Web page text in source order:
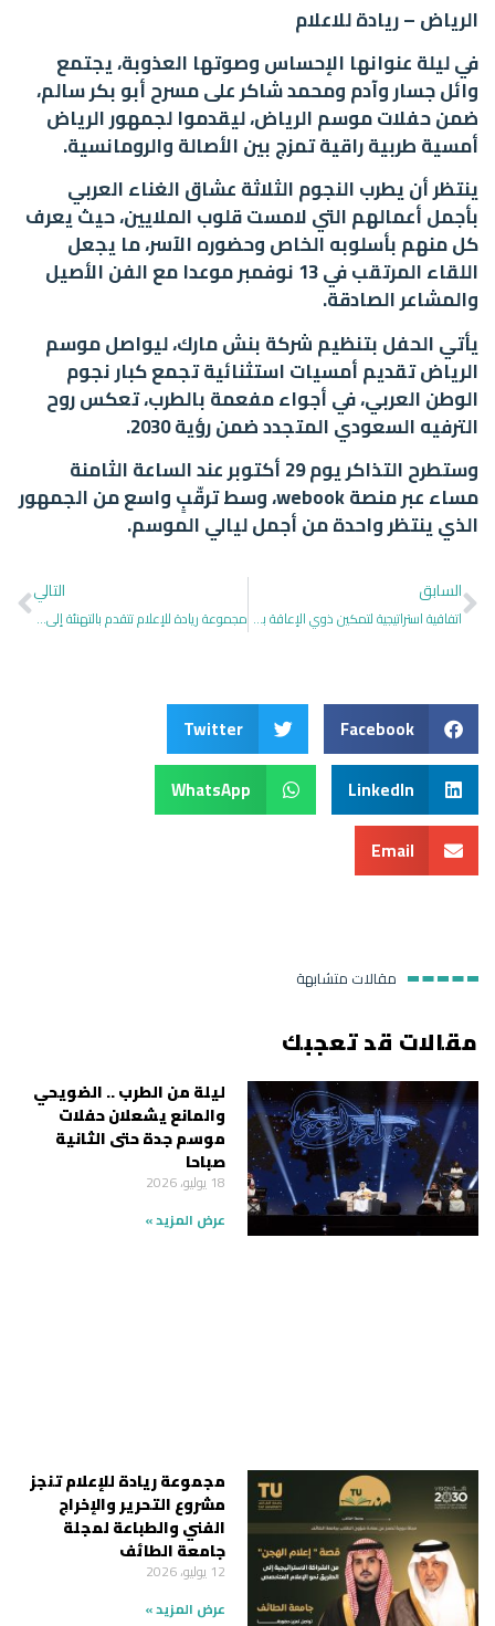
الرياض – ريادة للاعلام
في ليلة عنوانها الإحساس وصوتها العذوبة، يجتمع
وائل جسار وآدم ومحمد شاكر على مسرح أبو بكر سالم،
ضمن حفلات موسم الرياض، ليقدموا لجمهور الرياض
أمسية طربية راقية تمزج بين الأصالة والرومانسية.
ينتظر أن يطرب النجوم الثلاثة عشاق الغناء العربي
بأجمل أعمالهم التي لامست قلوب الملايين، حيث يعرف
كل منهم بأسلوبه الخاص وحضوره الآسر، ما يجعل
اللقاء المرتقب في 13 نوفمبر موعدا مع الفن الأصيل
والمشاعر الصادقة.
يأتي الحفل بتنظيم شركة بنش مارك، ليواصل موسم
الرياض تقديم أمسيات استثنائية تجمع كبار نجوم
الوطن العربي، في أجواء مفعمة بالطرب، تعكس روح
الترفيه السعودي المتجدد ضمن رؤية 2030.
وستطرح التذاكر يوم 29 أكتوبر عند الساعة الثامنة
مساء عبر منصة webook، وسط ترقّبٍ واسع من الجمهور
الذي ينتظر واحدة من أجمل ليالي الموسم.
السابق
اتفاقية استراتيجية لتمكين ذوي الإعاقة بين “بنان” و”مطارات الدمام” برعاية الطيران المدني
التالي
مجموعة ريادة للإعلام تتقدم بالتهنئة إلى سيف بن خالد الخليوي بتعيينه رئيساً تنفيذياً في مجموعة بودل للفنادق والمنتجعات
Facebook
Twitter
LinkedIn
WhatsApp
Email
مقالات متشابهة
مقالات قد تعجبك
ليلة من الطرب .. الضويحي
والمانع يشعلان حفلات
موسم جدة حتى الثانية
صباحا
18 يوليو، 2026
عرض المزيد »
مجموعة ريادة للإعلام تنجز
مشروع التحرير والإخراج
الفني والطباعة لمجلة
جامعة الطائف
12 يوليو، 2026
عرض المزيد »